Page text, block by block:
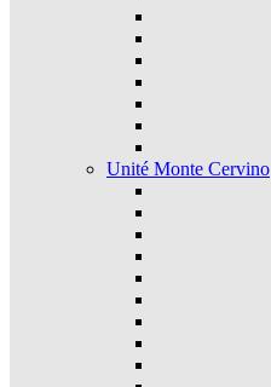
Unité Monte Cervino